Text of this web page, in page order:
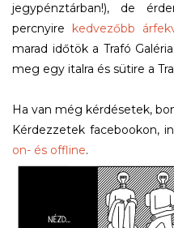
jegypénztárban!), de
percnyire kedvezőbb
marad időtök a Trafó
meg egy italra és sütire a
Ha van még kérdésetek,
Kérdezzetek facebookon,
on- és offline.